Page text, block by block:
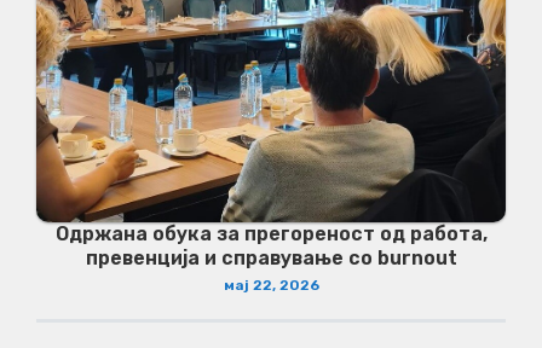
Одржана обука за прегореност од работа,
превенција и справување со burnout
мај 22, 2026